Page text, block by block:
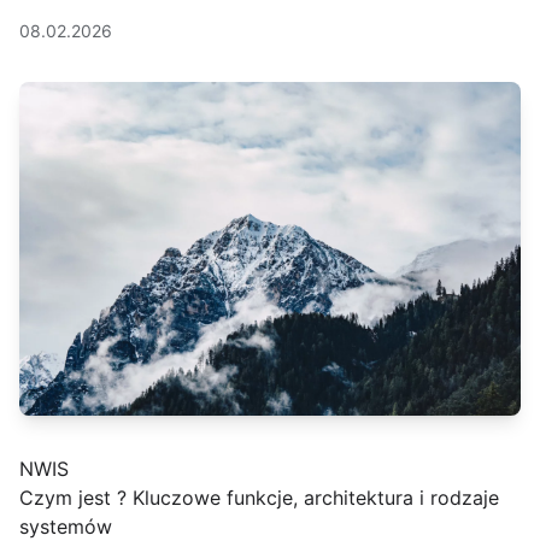
08.02.2026
NWIS
Czym jest ? Kluczowe funkcje, architektura i rodzaje
systemów